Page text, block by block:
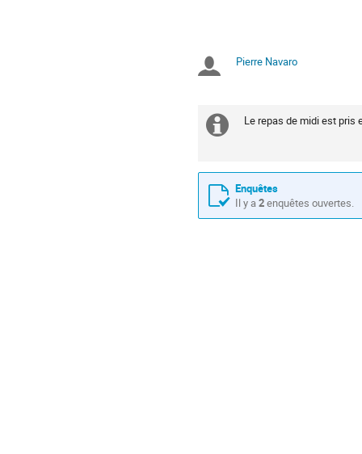
en
Présidents
séance
Pierre Navaro
Information
Le repas de midi est pris
Enquêtes
Il y a2enquêtes ouvertes.